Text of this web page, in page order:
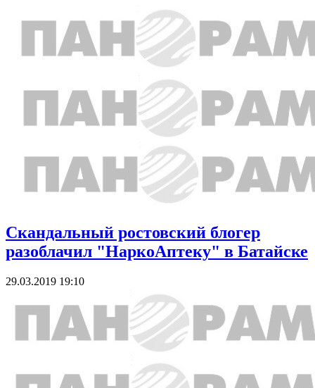
Скандальный ростовский блогер
разоблачил "НаркоАптеку" в Батайске
29.03.2019 19:10